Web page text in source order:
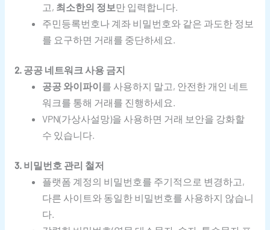
고, 최소한의 정보만 입력합니다.
주민등록번호나 계좌 비밀번호와 같은 과도한 정보
를 요구하면 거래를 중단하세요.
2. 공공 네트워크 사용 금지
공공 와이파이를 사용하지 말고, 안전한 개인 네트
워크를 통해 거래를 진행하세요.
VPN(가상사설망)을 사용하면 거래 보안을 강화할
수 있습니다.
3. 비밀번호 관리 철저
플랫폼 계정의 비밀번호를 주기적으로 변경하고,
다른 사이트와 동일한 비밀번호를 사용하지 않습니
다.